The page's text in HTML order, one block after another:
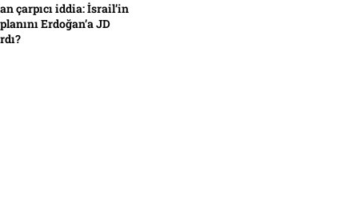
çarpıcı iddia: İsrail’in
Erdoğan’a JD